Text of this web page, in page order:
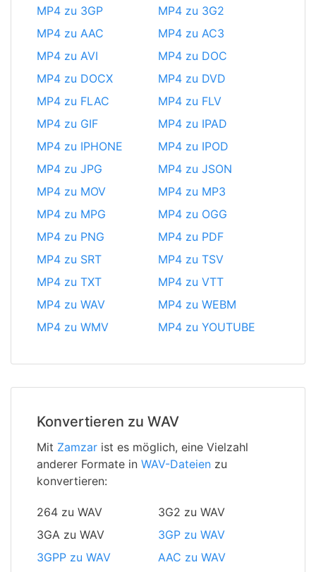
MP4 zu 3GP
MP4 zu 3G2
MP4 zu AAC
MP4 zu AC3
MP4 zu AVI
MP4 zu DOC
MP4 zu DOCX
MP4 zu DVD
MP4 zu FLAC
MP4 zu FLV
MP4 zu GIF
MP4 zu IPAD
MP4 zu IPHONE
MP4 zu IPOD
MP4 zu JPG
MP4 zu JSON
MP4 zu MOV
MP4 zu MP3
MP4 zu MPG
MP4 zu OGG
MP4 zu PNG
MP4 zu PDF
MP4 zu SRT
MP4 zu TSV
MP4 zu TXT
MP4 zu VTT
MP4 zu WAV
MP4 zu WEBM
MP4 zu WMV
MP4 zu YOUTUBE
Konvertieren zu WAV
Mit Zamzar ist es möglich, eine Vielzahl
anderer Formate in WAV-Dateien zu
konvertieren:
264 zu WAV
3G2 zu WAV
3GA zu WAV
3GP zu WAV
3GPP zu WAV
AAC zu WAV